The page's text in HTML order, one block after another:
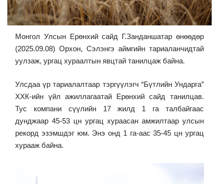
Монгол Улсын Ерөнхий сайд Г.Занданшатар өнөөдөр
(2025.09.08) Орхон, Сэлэнгэ аймгийн тариаланчидтай
уулзаж, ургац хураалтын явцтай танилцаж байна.
Улсдаа үр тариалалтаар тэргүүлэгч “Бүтлийн Ундарга”
ХХК-ийн үйл ажиллагаатай Ерөнхий сайд танилцав.
Тус компани сүүлийн 17 жилд 1 га талбайгаас
дунджаар 45-53 цн ургац хураасан амжилтаар улсын
рекорд эзэмшдэг юм. Энэ онд 1 га-аас 35-45 цн ургац
хурааж байна.